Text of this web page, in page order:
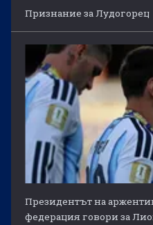
Признание за Лудогорец
Президентът на
федерация говори за